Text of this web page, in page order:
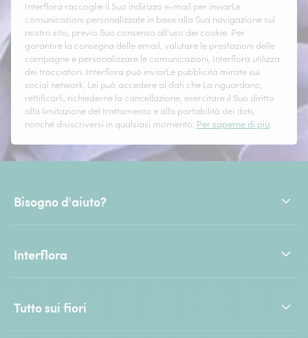
Interflora raccoglie il Suo indirizzo e-mail per inviarLe
comunicazioni personalizzate in base alla Sua navigazione sul
nostro sito, previo Suo consenso all'uso dei cookie. Per
garantire la consegna delle email, valutare le prestazioni delle
campagne e personalizzare le comunicazioni, Interflora utilizza
dei tracciatori. Interflora può inviarLe pubblicità mirate sui
social network. Lei può accedere ai dati che La riguardano,
rettificarli, richiederne la cancellazione, esercitare il Suo diritto
alla limitazione del trattamento e alla portabilità dei dati,
nonché disiscriversi in qualsiasi momento. Per saperne di più.
Bisogno d'aiuto?
Interflora
Tutto sui fiori